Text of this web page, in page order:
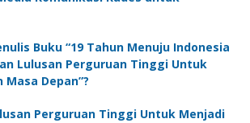
Buku “19 Tahun Menuju Indonesia
Lulusan Perguruan Tinggi Untuk
Depan”?
Perguruan Tinggi Untuk Menjadi